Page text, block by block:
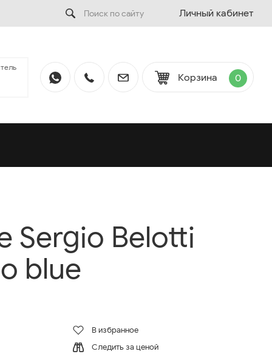
Личный кабинет
Корзина 0
Sergio Belotti
blue
В избранное
Следить за ценой